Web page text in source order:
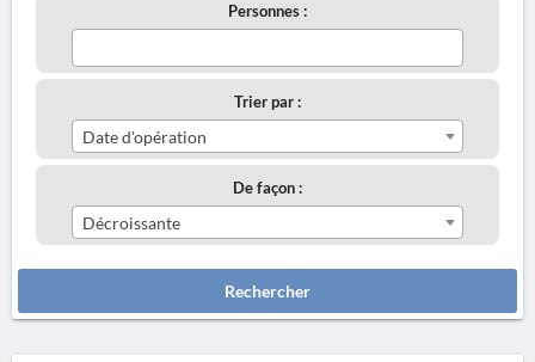
Personnes :
Trier par :
Date d'opération
De façon :
Décroissante
Rechercher